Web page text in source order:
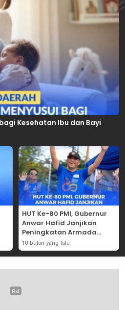
Kesehatan Ibu dan Bayi
HUT Ke-80 PMI, Gubernur
Anwar Hafid Janjikan
Peningkatan Armada
Mobil Donor Darah
10 bulan yang lalu